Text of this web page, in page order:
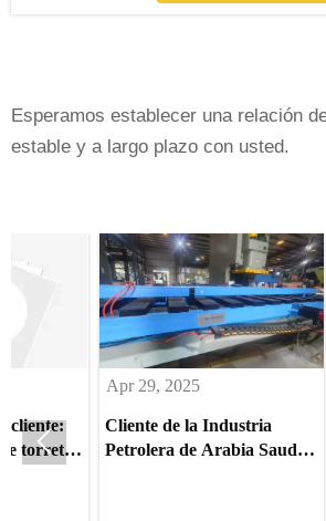
Esperamos establecer una relación
estable y a largo plazo con usted.
Apr 29, 2025
Cliente de la Industria
Petrolera de Arabia Saudita
